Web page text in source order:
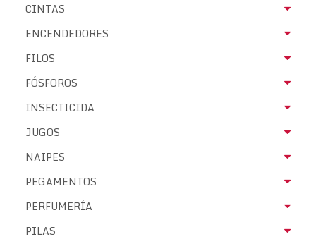
CINTAS
ENCENDEDORES
FILOS
FÓSFOROS
INSECTICIDA
JUGOS
NAIPES
PEGAMENTOS
PERFUMERÍA
PILAS